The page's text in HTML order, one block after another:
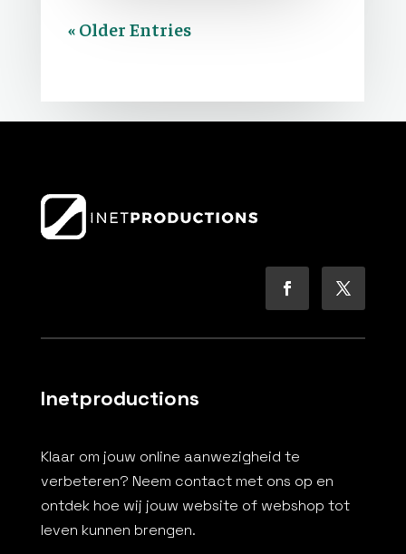
« Older Entries
Inetproductions
Klaar om jouw online aanwezigheid te
verbeteren? Neem contact met ons op en
ontdek hoe wij jouw website of webshop tot
leven kunnen brengen.